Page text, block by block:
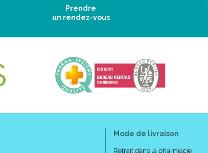
Prendre
un rendez-vous
Mode de livraison
Retrait dans la pharmacie